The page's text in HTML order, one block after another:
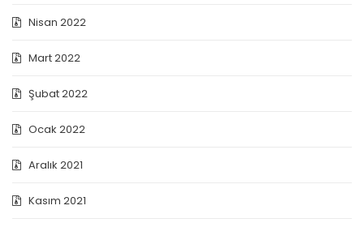
Nisan 2022
Mart 2022
Şubat 2022
Ocak 2022
Aralık 2021
Kasım 2021